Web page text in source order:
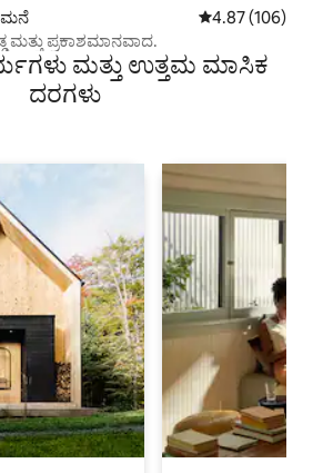
ಮನೆ 5 ರಲ್ಲಿ 4.87
4.87 (106)
ಮತ್ತು ಪ್ರಕಾಶಮಾನವಾದ.
ಮತ್ತು ಉತ್ತಮ ಮಾಸಿಕ
ದರಗಳು